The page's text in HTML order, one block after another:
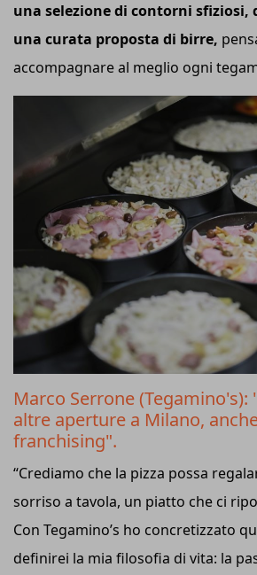
una selezione di contorni
una curata proposta di birre,
accompagnare al meglio ogni
Marco Serrone (Tegamino's):
altre aperture a Milano,
franchising".
“Crediamo che la pizza possa
sorriso a tavola, un piatto che ci
Con Tegamino’s ho concretizzato
definirei la mia filosofia di vita: la